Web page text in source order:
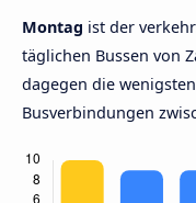
Montag ist der
täglichen Bussen von
dagegen die
Busverbindungen